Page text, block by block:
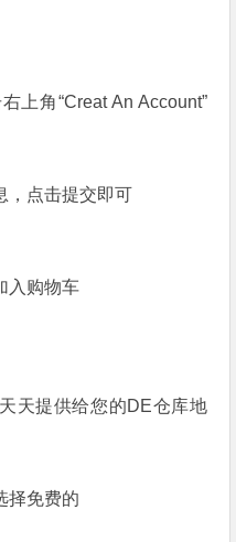
上角“Creat An Account”
，点击提交即可
入购物车
天提供给您的DE仓库地
择免费的